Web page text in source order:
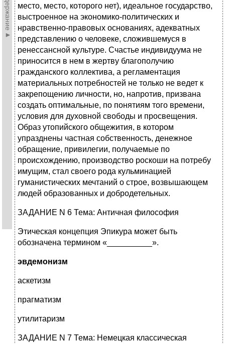
место, место, которого нет), идеальное государство,
выстроенное на экономико-политических и
нравственно-правовых основаниях, адекватных
представлению о человеке, сложившемуся в
ренессансной культуре. Счастье индивидуума не
приносится в нем в жертву благополучию
гражданского коллектива, а регламентация
материальных потребностей не только не ведет к
закрепощению личности, но, напротив, призвана
создать оптимальные, по понятиям того времени,
условия для духовной свободы и просвещения.
Образ утопийского общежития, в котором
упразднены частная собственность, денежное
обращение, привилегии, получаемые по
происхождению, производство роскоши на потребу
имущим, стал своего рода кульминацией
гуманистических мечтаний о строе, возвышающем
людей образованных и добродетельных.
ЗАДАНИЕ N 6 Тема: Античная философия
Этическая концепция Эпикура может быть
обозначена термином «__________».
эвдемонизм
аскетизм
прагматизм
утилитаризм
ЗАДАНИЕ N 7 Тема: Немецкая классическая